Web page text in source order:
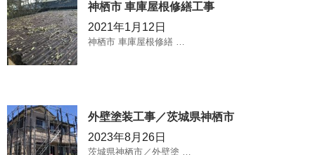
神栖市 車庫屋根修繕工事
2021年1月12日
神栖市 車庫屋根修繕 …
外壁塗装工事／茨城県神栖市
2023年8月26日
茨城県神栖市／外壁塗 …